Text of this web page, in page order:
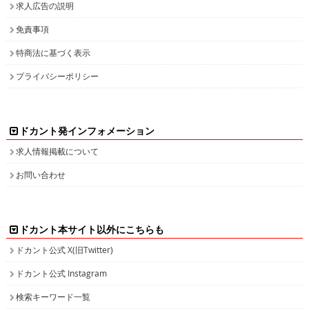
求人広告の説明
免責事項
特商法に基づく表示
プライバシーポリシー
ドカント発インフォメーション
求人情報掲載について
お問い合わせ
ドカント本サイト以外にこちらも
ドカント公式 X(旧Twitter)
ドカント公式 Instagram
検索キーワード一覧